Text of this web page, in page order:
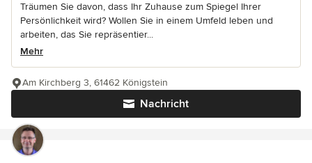
Träumen Sie davon, dass Ihr Zuhause zum Spiegel Ihrer
Persönlichkeit wird? Wollen Sie in einem Umfeld leben und
arbeiten, das Sie repräsentier...
Mehr
Nachricht
Am Kirchberg 3, 61462 Königstein